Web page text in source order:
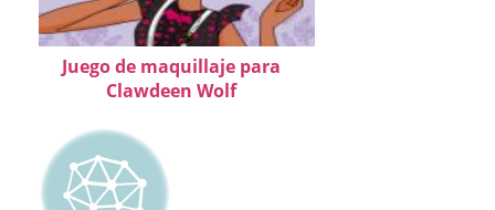
Juego de maquillaje para
Clawdeen Wolf